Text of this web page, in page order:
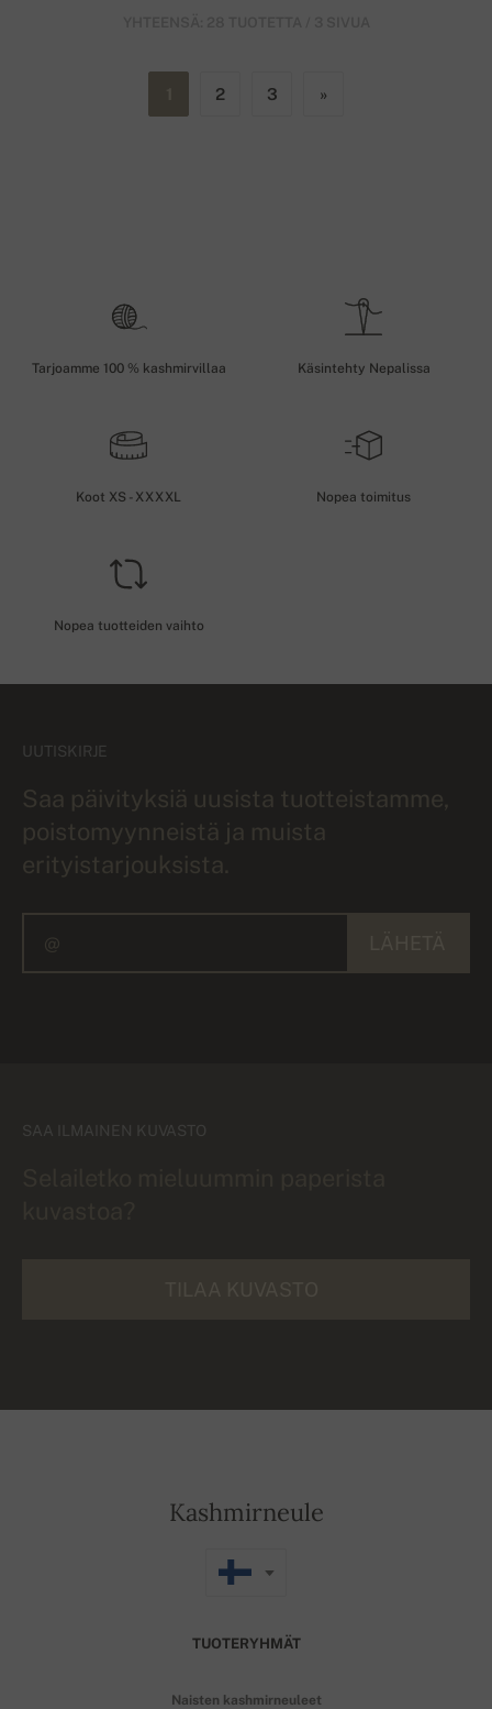
2 3 »
Tarjoamme 100 % kashmirvillaa Käsintehty Nepalissa
Koot XS - XXXXL Nopea toimitus
Nopea tuotteiden vaihto
UUTISKIRJE
Saa päivityksiä uusista tuotteistamme,
poistomyynneistä ja muista
erityistarjouksista.
SAA ILMAINEN KUVASTO
Kashmirneule
TUOTERYHMÄT
Naisten kashmirneuleet